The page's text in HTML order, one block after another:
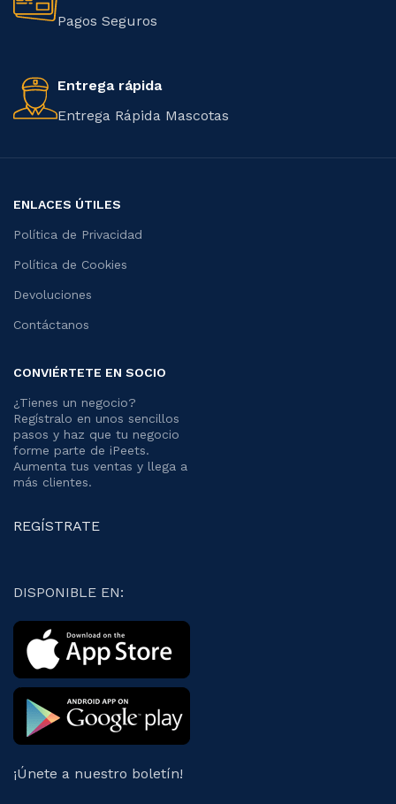
Pagos Seguros
Entrega rápida
Entrega Rápida Mascotas
ENLACES ÚTILES
Política de Privacidad
Política de Cookies
Devoluciones
Contáctanos
CONVIÉRTETE EN SOCIO
¿Tienes un negocio?
Regístralo en unos sencillos
pasos y haz que tu negocio
forme parte de iPeets.
Aumenta tus ventas y llega a
más clientes.
REGÍSTRATE
DISPONIBLE EN:
¡Únete a nuestro boletín!